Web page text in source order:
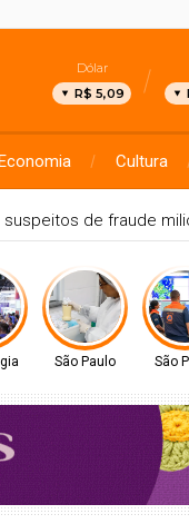
Dólar
R$ 5,09
Cultura
BR-393, em Muqui
São Paulo São